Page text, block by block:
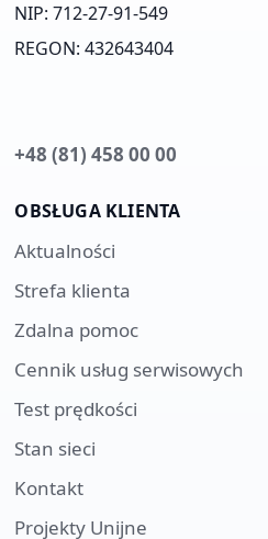
NIP: 712-27-91-549
REGON: 432643404
+48 (81) 458 00 00
OBSŁUGA KLIENTA
Aktualności
Strefa klienta
Zdalna pomoc
Cennik usług serwisowych
Test prędkości
Stan sieci
Kontakt
Projekty Unijne